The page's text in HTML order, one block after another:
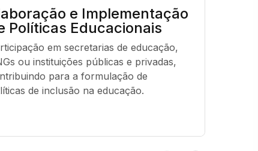
e Implementação
Políticas Educacionais
em secretarias de educação,
ou instituições públicas e privadas,
para a formulação de
de inclusão na educação.